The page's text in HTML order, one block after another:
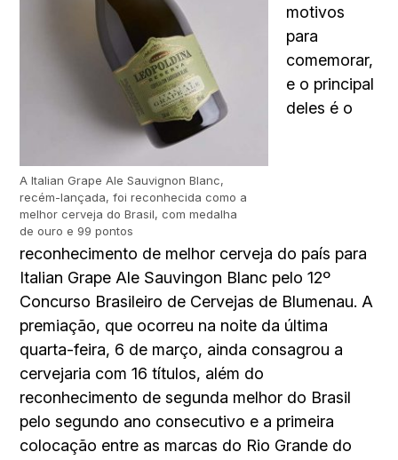
A Italian Grape Ale Sauvignon Blanc,
recém-lançada, foi reconhecida como a
melhor cerveja do Brasil, com medalha
de ouro e 99 pontos
motivos
para
comemorar,
e o principal
deles é o
reconhecimento de melhor cerveja do país para
Italian Grape Ale Sauvingon Blanc pelo 12º
Concurso Brasileiro de Cervejas de Blumenau. A
premiação, que ocorreu na noite da última
quarta-feira, 6 de março, ainda consagrou a
cervejaria com 16 títulos, além do
reconhecimento de segunda melhor do Brasil
pelo segundo ano consecutivo e a primeira
colocação entre as marcas do Rio Grande do